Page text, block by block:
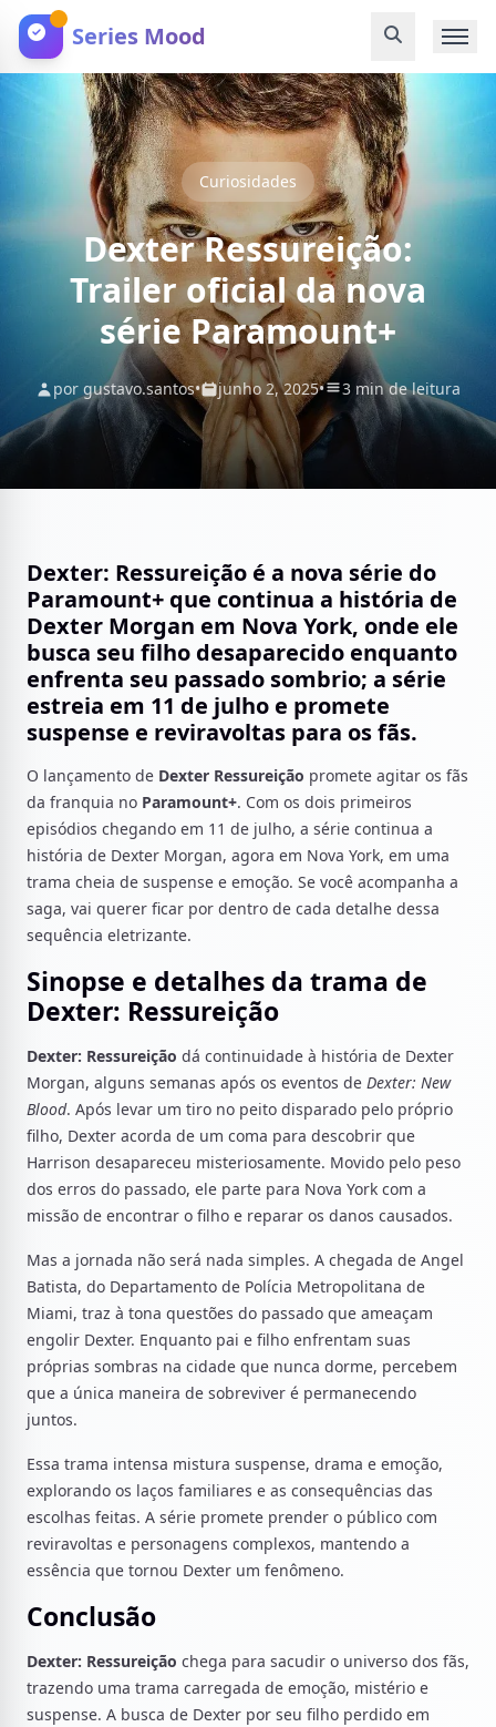
Series Mood
Curiosidades
Dexter Ressureição:
Trailer oficial da nova
série Paramount+
por gustavo.santos• junho 2, 2025• 3 min de leitura
Dexter: Ressureição é a nova série do
Paramount+ que continua a história de
Dexter Morgan em Nova York, onde ele
busca seu filho desaparecido enquanto
enfrenta seu passado sombrio; a série
estreia em 11 de julho e promete
suspense e reviravoltas para os fãs.
O lançamento de Dexter Ressureição promete agitar os fãs
da franquia no Paramount+. Com os dois primeiros
episódios chegando em 11 de julho, a série continua a
história de Dexter Morgan, agora em Nova York, em uma
trama cheia de suspense e emoção. Se você acompanha a
saga, vai querer ficar por dentro de cada detalhe dessa
sequência eletrizante.
Sinopse e detalhes da trama de
Dexter: Ressureição
Dexter: Ressureição dá continuidade à história de Dexter
Morgan, alguns semanas após os eventos de Dexter: New
Blood. Após levar um tiro no peito disparado pelo próprio
filho, Dexter acorda de um coma para descobrir que
Harrison desapareceu misteriosamente. Movido pelo peso
dos erros do passado, ele parte para Nova York com a
missão de encontrar o filho e reparar os danos causados.
Mas a jornada não será nada simples. A chegada de Angel
Batista, do Departamento de Polícia Metropolitana de
Miami, traz à tona questões do passado que ameaçam
engolir Dexter. Enquanto pai e filho enfrentam suas
próprias sombras na cidade que nunca dorme, percebem
que a única maneira de sobreviver é permanecendo
juntos.
Essa trama intensa mistura suspense, drama e emoção,
explorando os laços familiares e as consequências das
escolhas feitas. A série promete prender o público com
reviravoltas e personagens complexos, mantendo a
essência que tornou Dexter um fenômeno.
Conclusão
Dexter: Ressureição chega para sacudir o universo dos fãs,
trazendo uma trama carregada de emoção, mistério e
suspense. A busca de Dexter por seu filho perdido em